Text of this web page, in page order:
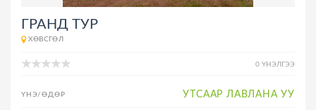
ГРАНД ТУР
ХӨВСГӨЛ
0 ҮНЭЛГЭЭ
ҮНЭ/ӨДӨР УТСААР ЛАВЛАНА УУ